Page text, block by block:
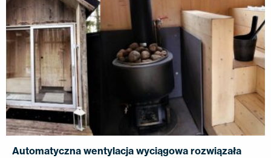
Automatyczna wentylacja wyciągowa rozwiązała